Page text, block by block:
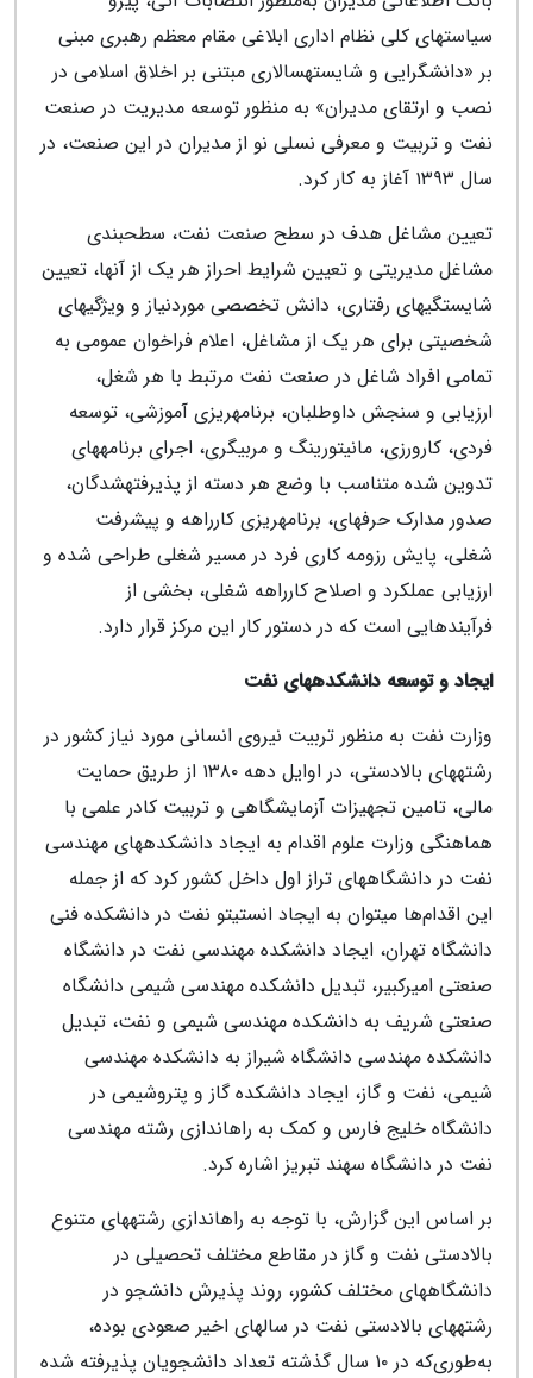
سیاست‎های کلی نظام اداری ابلاغی مقام معظم رهبری مبنی
بر «دانش‎گرایی و شایسته‎سالاری مبتنی بر اخلاق اسلامی در
نصب و ارتقای مدیران» به منظور توسعه مدیریت در صنعت
نفت و تربیت و معرفی نسلی نو از مدیران در این صنعت، در
سال ۱۳۹۳ آغاز به کار کرد.
تعیین مشاغل هدف در سطح صنعت نفت، سطح‎بندی
مشاغل مدیریتی و تعیین شرایط احراز هر یک از آنها، تعیین
شایستگی‎های رفتاری، دانش تخصصی موردنیاز و ویژگی‎های
شخصیتی برای هر یک از مشاغل، اعلام فراخوان عمومی به
تمامی افراد شاغل در صنعت نفت مرتبط با هر شغل،
ارزیابی و سنجش داوطلبان، برنامه‎ریزی آموزشی، توسعه
فردی، کارورزی، مانیتورینگ و مربی‎گری، اجرای برنامه‎های
تدوین شده متناسب با وضع هر دسته از پذیرفته‎شدگان،
صدور مدارک حرفه‎ای، برنامه‎ریزی کارراهه و پیشرفت
شغلی، پایش رزومه کاری فرد در مسیر شغلی طراحی شده و
ارزیابی عملکرد و اصلاح کارراهه شغلی، بخشی از
فرآیندهایی است که در دستور کار این مرکز قرار دارد.
ایجاد و توسعه دانشکده‎های نفت
وزارت نفت به منظور تربیت نیروی انسانی مورد نیاز کشور در
رشته‎های بالادستی، در اوایل دهه ۱۳۸۰ از طریق حمایت
مالی، تامین تجهیزات آزمایشگاهی و تربیت کادر علمی با
هماهنگی وزارت علوم اقدام به ایجاد دانشکده‎های مهندسی
نفت در دانشگاه‎های تراز اول داخل کشور کرد که از جمله
این اقدام‌ها می‎توان به ایجاد انستیتو نفت در دانشکده فنی
دانشگاه تهران، ایجاد دانشکده مهندسی نفت در دانشگاه
صنعتی امیرکبیر، تبدیل دانشکده مهندسی شیمی دانشگاه
صنعتی شریف به دانشکده مهندسی شیمی و نفت، تبدیل
دانشکده مهندسی دانشگاه شیراز به دانشکده مهندسی
شیمی، نفت و گاز، ایجاد دانشکده گاز و پتروشیمی در
دانشگاه خلیج فارس و کمک به راه‎اندازی رشته مهندسی
نفت در دانشگاه سهند تبریز اشاره کرد.
بر اساس این گزارش، با توجه به راه‎اندازی رشته‎های متنوع
بالادستی نفت و گاز در مقاطع مختلف تحصیلی در
دانشگاه‎های مختلف کشور، روند پذیرش دانشجو در
رشته‎های بالادستی نفت در سال‎های اخیر صعودی بوده،
به‌طوری‌که در ۱۰ سال گذشته تعداد دانشجویان پذیرفته شده